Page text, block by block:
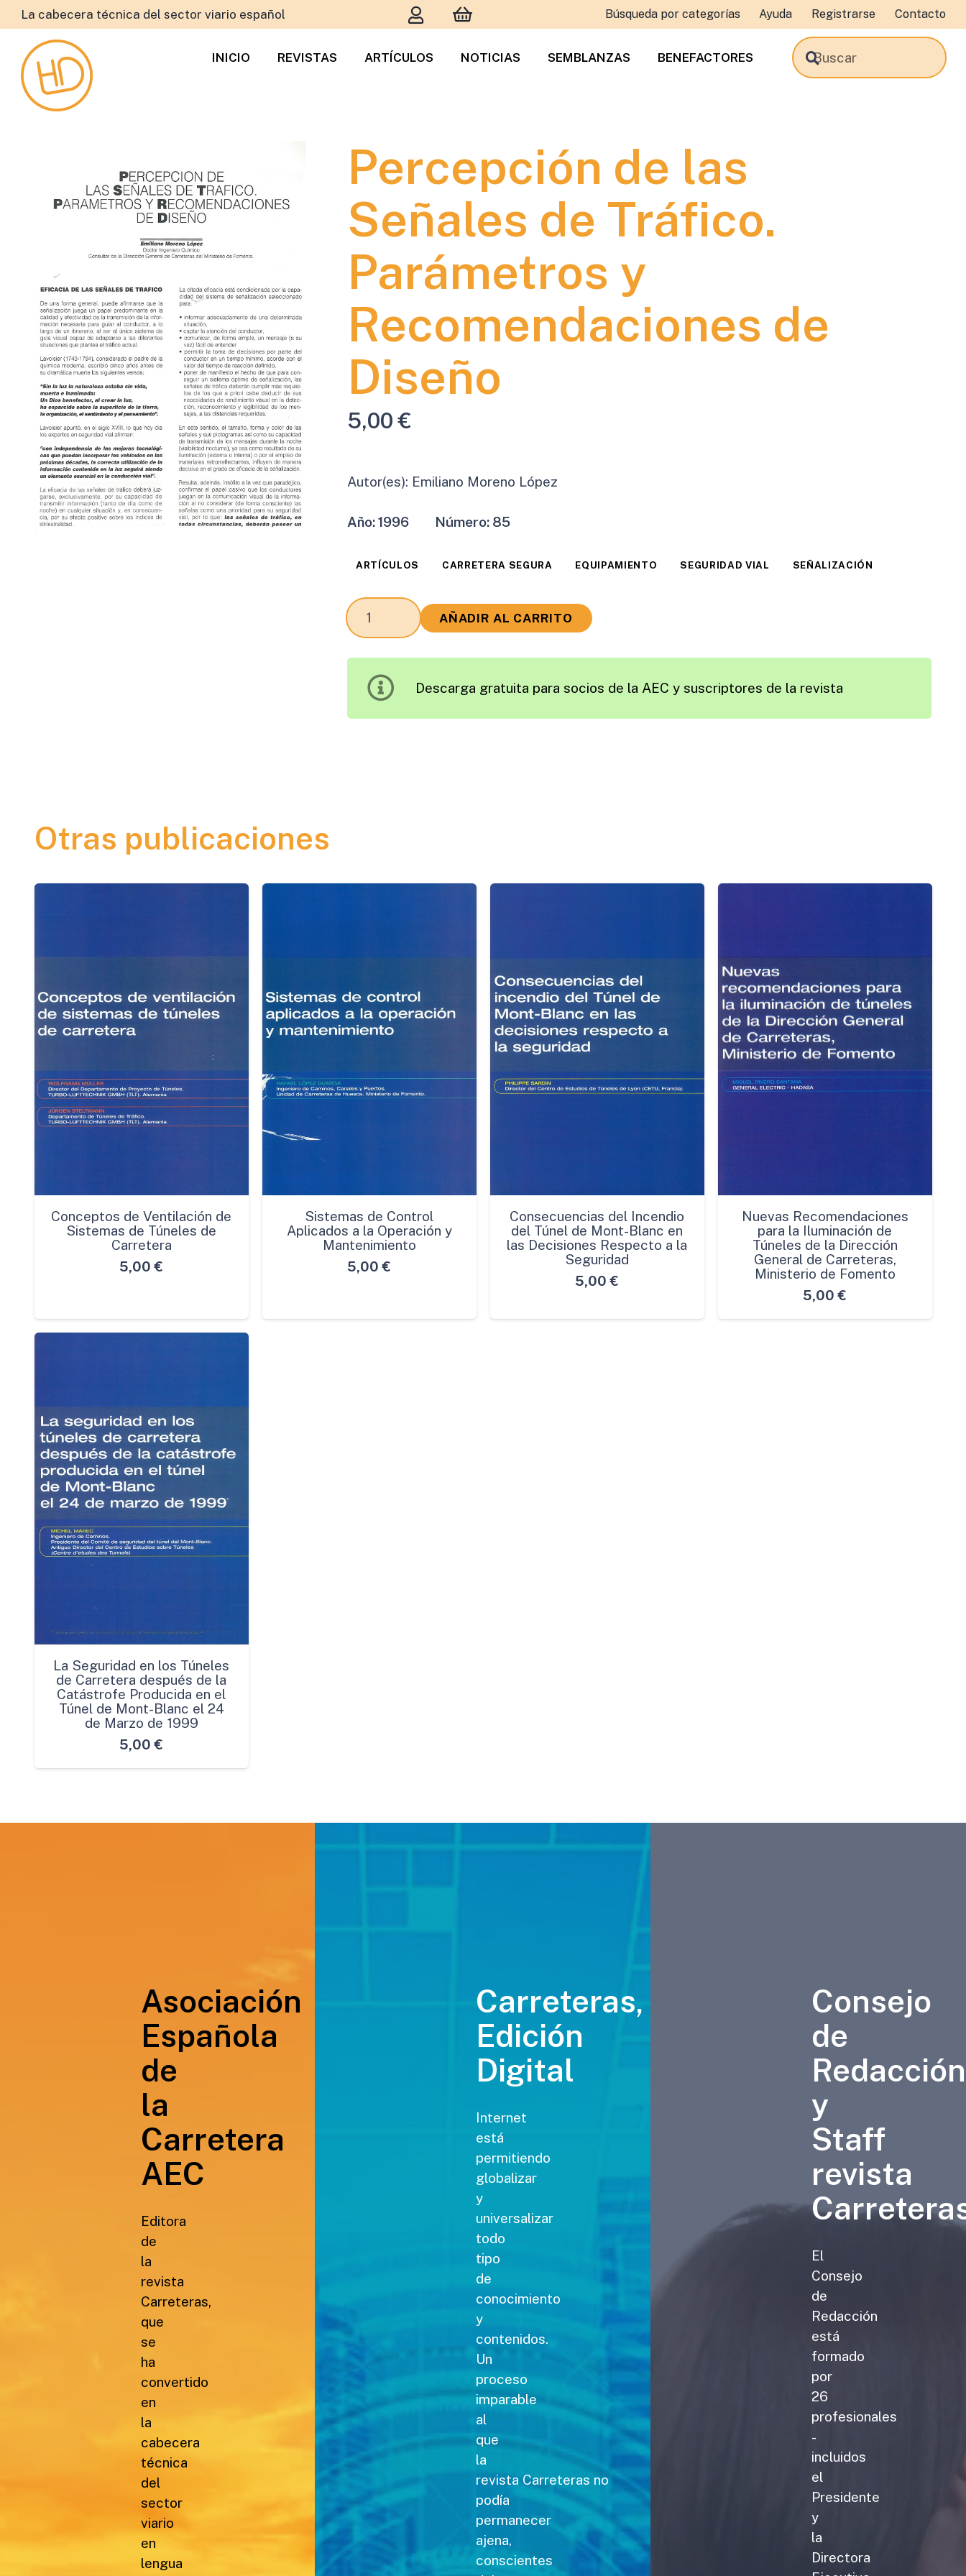
La cabecera técnica del sector viario español Búsqueda por categorías Ayuda Registrarse Contacto
INICIO REVISTAS ARTÍCULOS NOTICIAS SEMBLANZAS BENEFACTORES
Percepción de las
Señales de Tráfico.
Parámetros y
Recomendaciones de
Diseño
5,00€
Autor(es): Emiliano Moreno López
Año:1996 Número: 85
ARTÍCULOS CARRETERA SEGURA EQUIPAMIENTO SEGURIDAD VIAL SEÑALIZACIÓN
Percepción
de
AÑADIR AL CARRITO
Descarga gratuita para socios de la AEC y suscriptores de la revista
Otras publicaciones
Conceptos de Ventilación de
Sistemas de Túneles de
Carretera
5,00 €
Sistemas de Control
Aplicados a la Operación y
Mantenimiento
5,00 €
Consecuencias del Incendio
del Túnel de Mont-Blanc en
las Decisiones Respecto a la
Seguridad
5,00 €
Nuevas Recomendaciones
para la Iluminación de
Túneles de la Dirección
General de Carreteras,
Ministerio de Fomento
5,00 €
La Seguridad en los Túneles
de Carretera después de la
Catástrofe Producida en el
Túnel de Mont-Blanc el 24
de Marzo de 1999
5,00 €
Asociación
Española
de
la
Carretera
AEC
Editora
de
la
revista
Carreteras,
que
se
ha
convertido
en
la
cabecera
técnica
del
sector
viario
en
lengua
Carreteras,
Edición
Digital
Internet
está
permitiendo
globalizar
y
universalizar
todo
tipo
de
conocimiento
y
contenidos.
Un
proceso
imparable
al
que
la
revista Carreteras no
podía
permanecer
ajena,
conscientes
Consejo
de
Redacción
y
Staff
revista
El
Consejo
de
Redacción
está
formado
por
26
profesionales
-
incluidos
el
Presidente
y
la
Directora